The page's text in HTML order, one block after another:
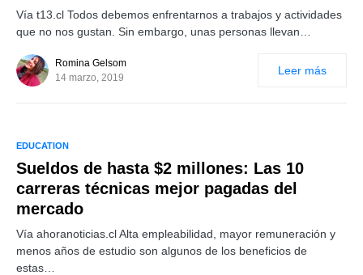
Vía t13.cl Todos debemos enfrentarnos a trabajos y actividades
que no nos gustan. Sin embargo, unas personas llevan…
Romina Gelsom
14 marzo, 2019
Leer más
EDUCATION
Sueldos de hasta $2 millones: Las 10
carreras técnicas mejor pagadas del
mercado
Vía ahoranoticias.cl Alta empleabilidad, mayor remuneración y
menos años de estudio son algunos de los beneficios de
estas…